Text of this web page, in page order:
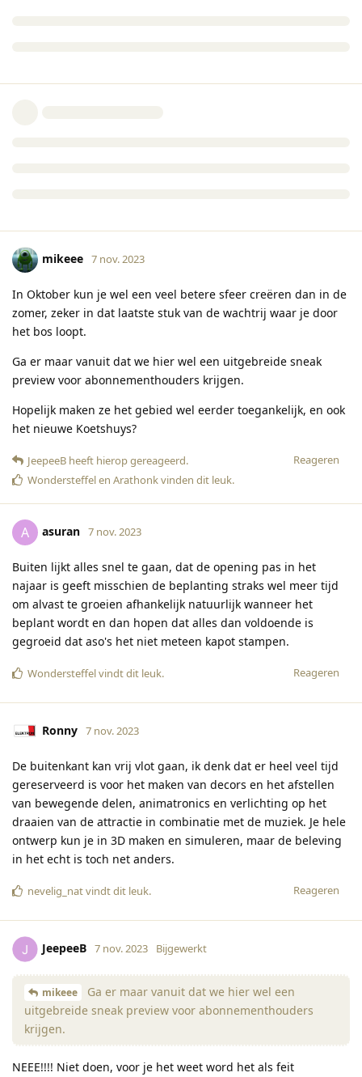
mikeee 7 nov. 2023
In Oktober kun je wel een veel betere sfeer creëren dan in de
zomer, zeker in dat laatste stuk van de wachtrij waar je door
het bos loopt.
Ga er maar vanuit dat we hier wel een uitgebreide sneak
preview voor abonnementhouders krijgen.
Hopelijk maken ze het gebied wel eerder toegankelijk, en ook
het nieuwe Koetshuys?
Reageren
JeepeeB heeft hierop gereageerd.
Wondersteffelen Arathonkvinden dit leuk.
A asuran 7 nov. 2023
Buiten lijkt alles snel te gaan, dat de opening pas in het
najaar is geeft misschien de beplanting straks wel meer tijd
om alvast te groeien afhankelijk natuurlijk wanneer het
beplant wordt en dan hopen dat alles dan voldoende is
gegroeid dat aso's het niet meteen kapot stampen.
Reageren
Wondersteffelvindt dit leuk.
Ronny 7 nov. 2023
De buitenkant kan vrij vlot gaan, ik denk dat er heel veel tijd
gereserveerd is voor het maken van decors en het afstellen
van bewegende delen, animatronics en verlichting op het
draaien van de attractie in combinatie met de muziek. Je hele
ontwerp kun je in 3D maken en simuleren, maar de beleving
in het echt is toch net anders.
Reageren
nevelig_natvindt dit leuk.
JeepeeB 7 nov. 2023 Bijgewerkt
mikeee
Ga er maar vanuit dat we hier wel een
uitgebreide sneak preview voor abonnementhouders
krijgen.
NEEE!!!! Niet doen, voor je het weet word het als feit